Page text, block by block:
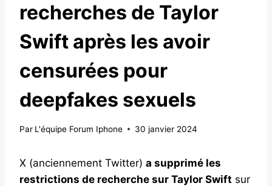
recherches de Taylor
Swift après les avoir
censurées pour
deepfakes sexuels
Par L'équipe Forum Iphone 30 janvier 2024
X (anciennement Twitter) a supprimé les
restrictions de recherche sur Taylor Swift sur